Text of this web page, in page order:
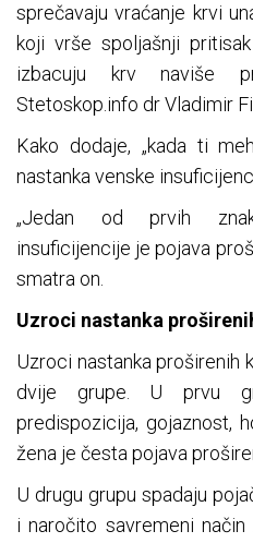
sprečavaju vraćanje krvi
koji vrše spoljašnji
izbacuju krv naviše
Stetoskop.info dr Vladimir
Kako dodaje, „kada ti
nastanka venske
„Jedan od prvih
insuficijencije je pojava
smatra on.
Uzroci nastanka
Uzroci nastanka proširenih
dvije grupe. U prvu
predispozicija, gojaznost,
žena je česta pojava
U drugu grupu spadaju
i naročito savremeni